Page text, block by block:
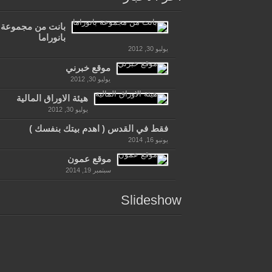
بانت من مجموعة
بانوراما
يوليو 30, 2012
موقع خبرني
يوليو 30, 2012
هيئة الاوراق المالية
يوليو 30, 2012
فقط في القدس ( اهدم بيتك بنفسك )
يونيو 16, 2014
موقع عمون
سبتمبر 19, 2014
Slideshow